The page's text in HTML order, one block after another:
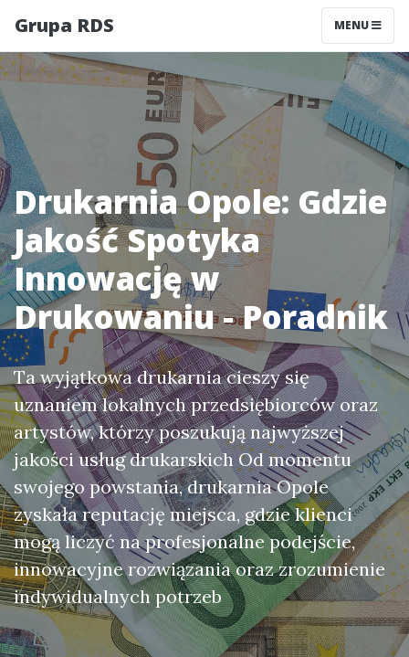
Grupa RDS MENU
Drukarnia Opole: Gdzie
Jakość Spotyka
Innowację w
Drukowaniu - Poradnik
Ta wyjątkowa drukarnia cieszy się
uznaniem lokalnych przedsiębiorców oraz
artystów, którzy poszukują najwyższej
jakości usług drukarskich Od momentu
swojego powstania, drukarnia Opole
zyskała reputację miejsca, gdzie klienci
mogą liczyć na profesjonalne podejście,
innowacyjne rozwiązania oraz zrozumienie
indywidualnych potrzeb